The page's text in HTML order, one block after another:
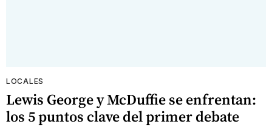
LOCALES
Lewis George y McDuffie se enfrentan:
los 5 puntos clave del primer debate